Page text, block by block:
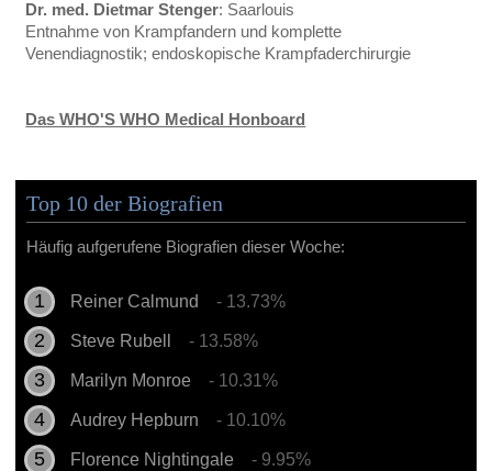
Dr. med. Dietmar Stenger: Saarlouis
Entnahme von Krampfandern und komplette
Venendiagnostik; endoskopische Krampfaderchirurgie
Das WHO'S WHO Medical Honboard
Top 10 der Biografien
Häufig aufgerufene Biografien dieser Woche:
Reiner Calmund - 13.73%
Steve Rubell - 13.58%
Marilyn Monroe - 10.31%
Audrey Hepburn - 10.10%
Florence Nightingale - 9.95%